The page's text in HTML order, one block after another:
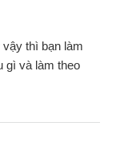
thì bạn làm
gì và làm theo